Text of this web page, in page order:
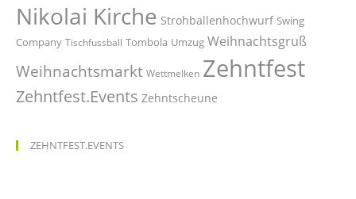
Nikolai Kirche Strohballenhochwurf Swing
Company Tischfussball Tombola Umzug Weihnachtsgruß
Weihnachtsmarkt Wettmelken Zehntfest
Zehntfest.Events Zehntscheune
ZEHNTFEST.EVENTS